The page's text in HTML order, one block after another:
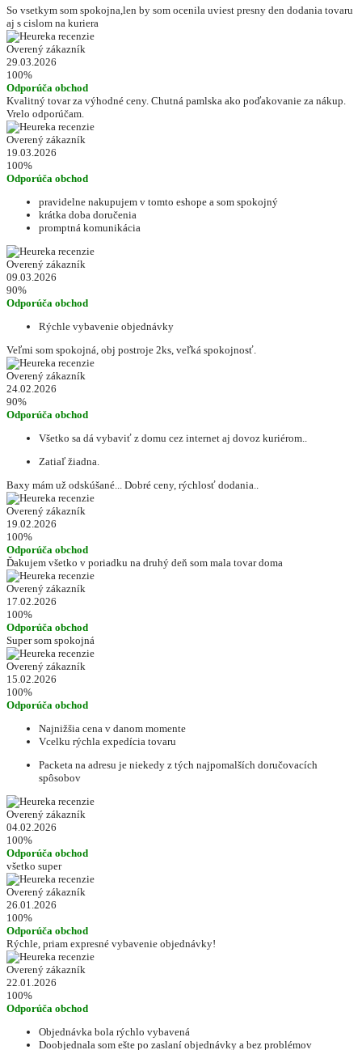
So vsetkym som spokojna,len by som ocenila uviest presny den dodania tovaru
aj s cislom na kuriera
Overený zákazník
29.03.2026
100%
Odporúča obchod
Kvalitný tovar za výhodné ceny. Chutná pamlska ako poďakovanie za nákup.
Vrelo odporúčam.
Overený zákazník
19.03.2026
100%
Odporúča obchod
pravidelne nakupujem v tomto eshope a som spokojný
krátka doba doručenia
promptná komunikácia
Overený zákazník
09.03.2026
90%
Odporúča obchod
Rýchle vybavenie objednávky
Veľmi som spokojná, obj postroje 2ks, veľká spokojnosť.
Overený zákazník
24.02.2026
90%
Odporúča obchod
Všetko sa dá vybaviť z domu cez internet aj dovoz kuriérom..
Zatiaľ žiadna.
Baxy mám už odskúšané... Dobré ceny, rýchlosť dodania..
Overený zákazník
19.02.2026
100%
Odporúča obchod
Ďakujem všetko v poriadku na druhý deň som mala tovar doma
Overený zákazník
17.02.2026
100%
Odporúča obchod
Super som spokojná
Overený zákazník
15.02.2026
100%
Odporúča obchod
Najnižšia cena v danom momente
Vcelku rýchla expedícia tovaru
Packeta na adresu je niekedy z tých najpomalších doručovacích
spôsobov
Overený zákazník
04.02.2026
100%
Odporúča obchod
všetko super
Overený zákazník
26.01.2026
100%
Odporúča obchod
Rýchle, priam expresné vybavenie objednávky!
Overený zákazník
22.01.2026
100%
Odporúča obchod
Objednávka bola rýchlo vybavená
Doobjednala som ešte po zaslaní objednávky a bez problémov